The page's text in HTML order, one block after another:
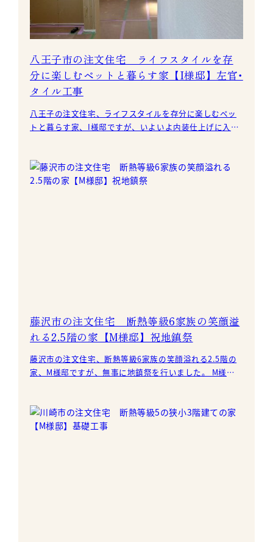
八王子市の注文住宅 ライフスタイルを存
分に楽しむペットと暮らす家【I様邸】左官･
タイル工事
八王子の注文住宅、ライフスタイルを存分に楽しむペッ
トと暮らす家、I様邸ですが、いよいよ内装仕上げに入り
藤沢市の注文住宅 断熱等級6家族の笑顔溢
れる2.5階の家【M様邸】祝地鎮祭
藤沢市の注文住宅、断熱等級6家族の笑顔溢れる2.5階の
家、M様邸ですが、無事に地鎮祭を行いました。 M様、